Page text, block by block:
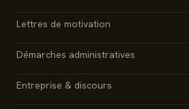
Lettres de motivation
Démarches administratives
Entreprise & discours